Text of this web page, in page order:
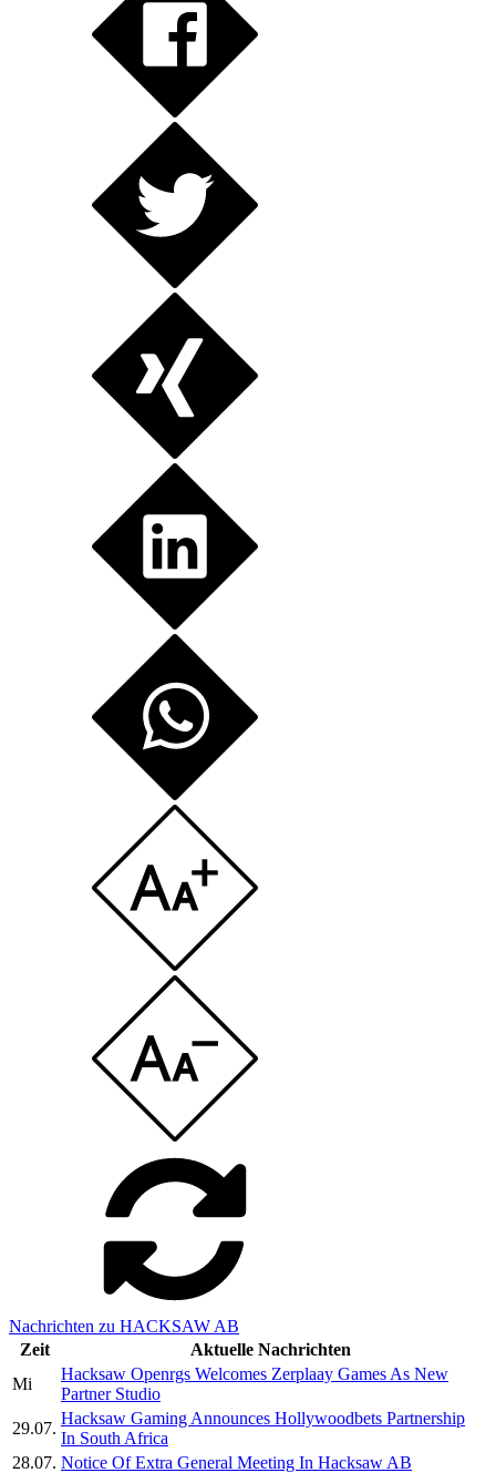
Nachrichten zu HACKSAW AB
Zeit
Aktuelle Nachrichten
Mi
Hacksaw Openrgs Welcomes Zerplaay Games As New
Partner Studio
29.07.
Hacksaw Gaming Announces Hollywoodbets Partnership
In South Africa
28.07. Notice Of Extra General Meeting In Hacksaw AB